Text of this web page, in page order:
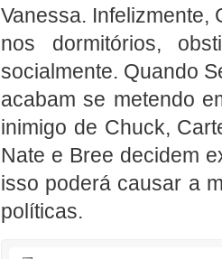
Vanessa. Infelizmente,
nos dormitórios,
socialmente. Quando
acabam se metendo
inimigo de Chuck,
Nate e Bree decidem
isso poderá causar a
políticas.